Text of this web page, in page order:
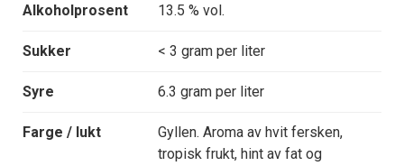
Alkoholprosent 13.5 % vol.
Sukker < 3 gram per liter
Syre 6.3 gram per liter
Farge / lukt
Gyllen. Aroma av hvit fersken,
tropisk frukt, hint av fat og